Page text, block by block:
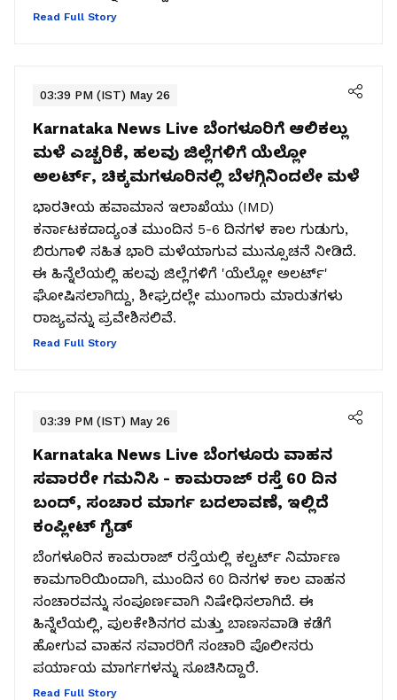
Read Full Story
03:39 PM (IST) May 26
Karnataka News Live ಬೆಂಗಳೂರಿಗೆ ಆಲಿಕಲ್ಲು
ಮಳೆ ಎಚ್ಚರಿಕೆ, ಹಲವು ಜಿಲ್ಲೆಗಳಿಗೆ ಯೆಲ್ಲೋ
ಅಲರ್ಟ್, ಚಿಕ್ಕಮಗಳೂರಿನಲ್ಲಿ ಬೆಳಗ್ಗಿನಿಂದಲೇ ಮಳೆ
ಭಾರತೀಯ ಹವಾಮಾನ ಇಲಾಖೆಯು (IMD)
ಕರ್ನಾಟಕದಾದ್ಯಂತ ಮುಂದಿನ 5-6 ದಿನಗಳ ಕಾಲ ಗುಡುಗು,
ಬಿರುಗಾಳಿ ಸಹಿತ ಭಾರಿ ಮಳೆಯಾಗುವ ಮುನ್ಸೂಚನೆ ನೀಡಿದೆ.
ಈ ಹಿನ್ನೆಲೆಯಲ್ಲಿ ಹಲವು ಜಿಲ್ಲೆಗಳಿಗೆ 'ಯೆಲ್ಲೋ ಅಲರ್ಟ್'
ಘೋಷಿಸಲಾಗಿದ್ದು, ಶೀಘ್ರದಲ್ಲೇ ಮುಂಗಾರು ಮಾರುತಗಳು
ರಾಜ್ಯವನ್ನು ಪ್ರವೇಶಿಸಲಿವೆ.
Read Full Story
03:39 PM (IST) May 26
Karnataka News Live ಬೆಂಗಳೂರು ವಾಹನ
ಸವಾರರೇ ಗಮನಿಸಿ - ಕಾಮರಾಜ್ ರಸ್ತೆ 60 ದಿನ
ಬಂದ್, ಸಂಚಾರ ಮಾರ್ಗ ಬದಲಾವಣೆ, ಇಲ್ಲಿದೆ
ಕಂಪ್ಲೀಟ್ ಗೈಡ್
ಬೆಂಗಳೂರಿನ ಕಾಮರಾಜ್ ರಸ್ತೆಯಲ್ಲಿ ಕಲ್ವರ್ಟ್ ನಿರ್ಮಾಣ
ಕಾಮಗಾರಿಯಿಂದಾಗಿ, ಮುಂದಿನ 60 ದಿನಗಳ ಕಾಲ ವಾಹನ
ಸಂಚಾರವನ್ನು ಸಂಪೂರ್ಣವಾಗಿ ನಿಷೇಧಿಸಲಾಗಿದೆ. ಈ
ಹಿನ್ನೆಲೆಯಲ್ಲಿ, ಪುಲಕೇಶಿನಗರ ಮತ್ತು ಬಾಣಸವಾಡಿ ಕಡೆಗೆ
ಹೋಗುವ ವಾಹನ ಸವಾರರಿಗೆ ಸಂಚಾರಿ ಪೊಲೀಸರು
ಪರ್ಯಾಯ ಮಾರ್ಗಗಳನ್ನು ಸೂಚಿಸಿದ್ದಾರೆ.
Read Full Story